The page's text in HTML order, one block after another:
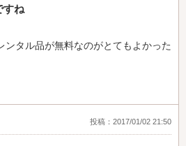
すね
ンタル品が無料なのがとてもよかった
投稿：2017/01/02 21:50